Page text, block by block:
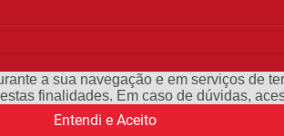
a sua navegação e em serviços de
finalidades. Em caso de dúvidas,
Entendi e Aceito